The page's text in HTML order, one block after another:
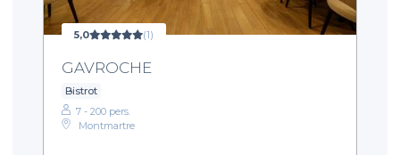
5,0 (1)
GAVROCHE
Bistrot
7 - 200 pers.
Montmartre